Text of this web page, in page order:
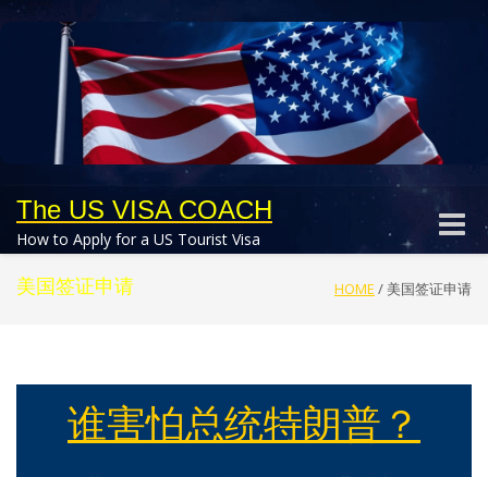
The US VISA COACH
How to Apply for a US Tourist Visa
Toggle
美国签证申请 HOME / 美国签证申请
谁害怕总统特朗普？